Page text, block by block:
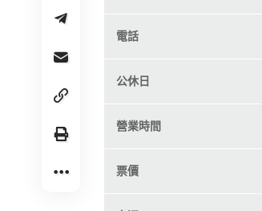
電話
公休日
營業時間
票價